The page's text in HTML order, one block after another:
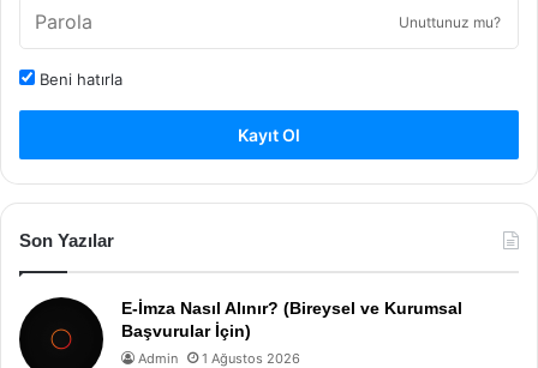
Unuttunuz mu?
Beni hatırla
Kayıt Ol
Son Yazılar
E-İmza Nasıl Alınır? (Bireysel ve Kurumsal
Başvurular İçin)
Admin 1 Ağustos 2026